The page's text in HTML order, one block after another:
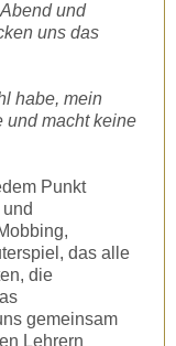
und
uns das
habe, mein
und macht keine
Punkt
das alle
die
gemeinsam
Lehrern